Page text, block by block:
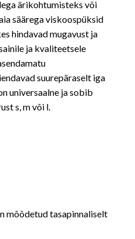
ärikohtumisteks või
säärega viskoospüksid
hindavad mugavust ja
ja kvaliteetsele
suurepäraselt iga
universaalne ja sobib
s, m või l.
mõõdetud tasapinnaliselt